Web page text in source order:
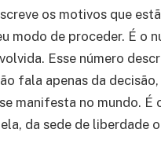
os motivos que
modo de proceder. É o
Esse número
fala apenas da
manifesta no mundo.
da sede de liberdade